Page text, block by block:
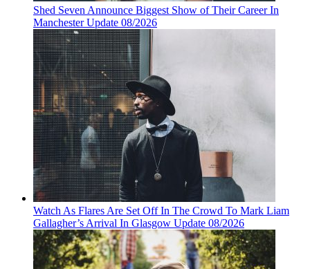
Shed Seven Announce Biggest Show of Their Career In
Manchester Update 08/2026
Watch As Flares Are Set Off In The Crowd To Mark Liam
Gallagher’s Arrival In Glasgow Update 08/2026